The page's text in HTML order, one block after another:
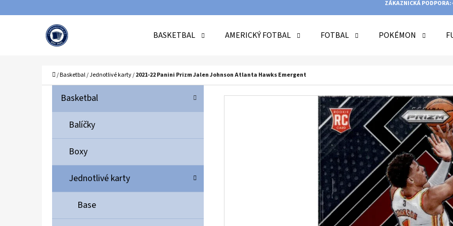
ZÁKAZNICKÁ PODPORA:
BASKETBAL AMERICKÝ FOTBAL FOTBAL POKÉMON
Domů
/Basketbal/Jednotlivé karty/2021-22 Panini Prizm Jalen Johnson Atlanta Hawks Emergent
Přeskočit
kategorie
K
T
G
R
E
Basketbal
Balíčky
Boxy
Jednotlivé karty
Base
Zpět
Zpět
HLEDAT
DOPORUČUJEME